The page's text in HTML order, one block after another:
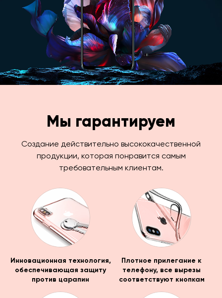
Мы гарантируем
Создание действительно высококачественной
продукции, которая понравится самым
требовательным клиентам.
Инновационная технология,
обеспечивающая защиту
против царапин
Плотное прилегание к
телефону, все вырезы
соответствуют кнопкам